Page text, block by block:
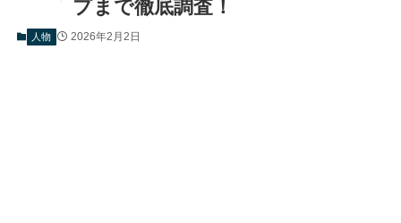
プまで徹底調査！
人物 2026年2月2日